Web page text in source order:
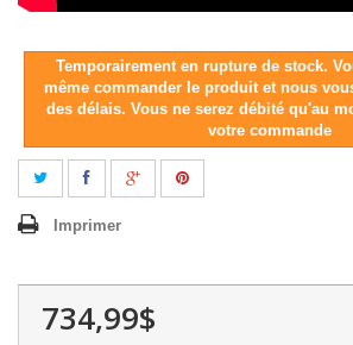
Temporairement en rupture de stock.
même commander le produit et nous
des délais. Vous ne serez débité qu'au
votre commande
Imprimer
734,99$